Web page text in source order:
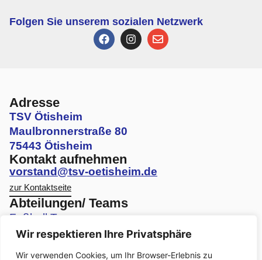
Wir respektieren Ihre Privatsphäre
Wir verwenden Cookies, um Ihr Browser-Erlebnis zu
Folgen Sie unserem sozialen Netzwerk
Adresse
TSV Ötisheim
Maulbronnerstraße 80
75443 Ötisheim
Kontakt aufnehmen
vorstand@tsv-oetisheim.de
zur Kontaktseite
Abteilungen/ Teams
Fußball Teams
Volleyball Teams